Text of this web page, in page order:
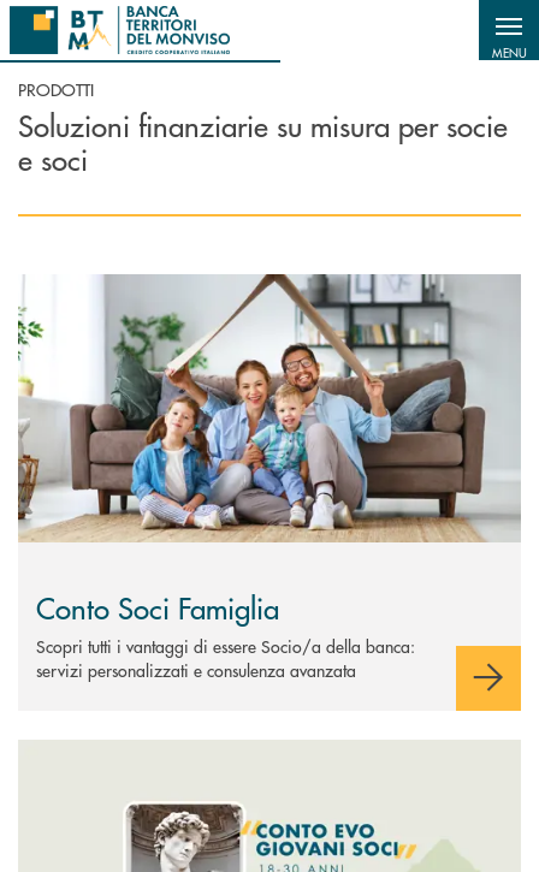
Salta al contenuto principale
MENU
PRODOTTI
Soluzioni finanziarie su misura per socie
e soci
Scopri di più Conto Soci Famiglia
Conto Soci Famiglia
Scopri tutti i vantaggi di essere Socio/a della banca:
servizi personalizzati e consulenza avanzata